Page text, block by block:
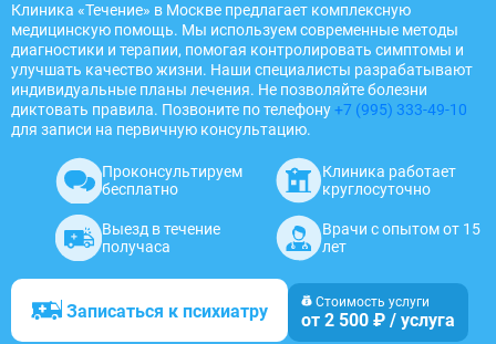
Клиника «Течение» в Москве предлагает комплексную
медицинскую помощь. Мы используем современные методы
диагностики и терапии, помогая контролировать симптомы и
улучшать качество жизни. Наши специалисты разрабатывают
индивидуальные планы лечения. Не позволяйте болезни
диктовать правила. Позвоните по телефону+7 (995) 333-49-10
для записи на первичную консультацию.
Проконсультируем
бесплатно
Клиника работает
круглосуточно
Выезд в течение
получаса
Врачи с опытом от 15
лет
Записаться к психиатру Стоимость услуги
от 2 500 ₽ / услуга